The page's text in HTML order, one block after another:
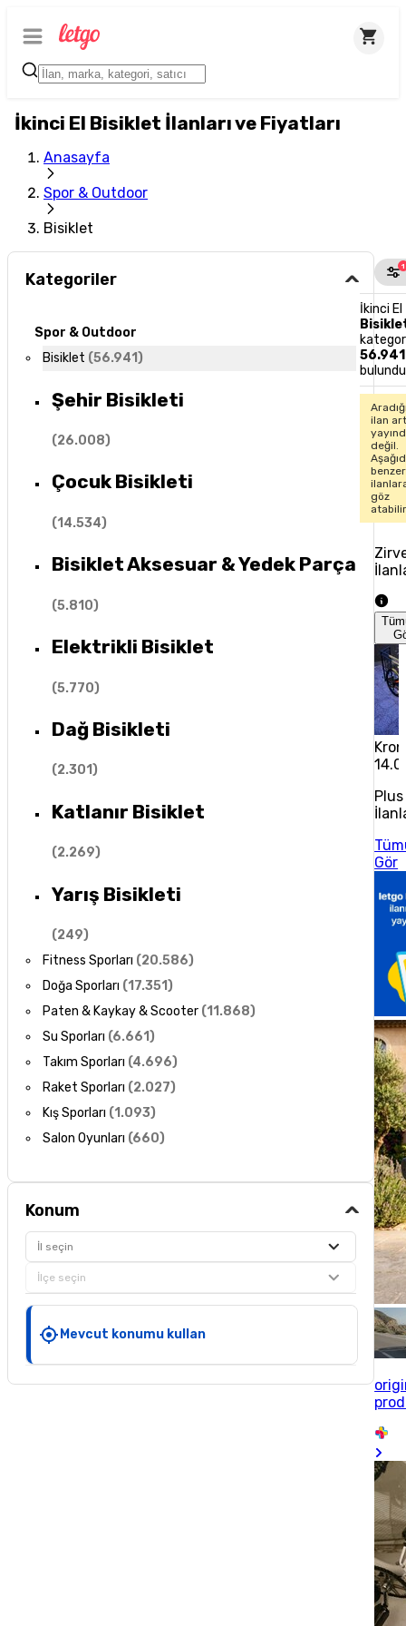
İkinci El Bisiklet İlanları ve Fiyatları
Anasayfa
Spor & Outdoor
Bisiklet
Kategoriler
Spor & Outdoor
Bisiklet (56.941)
Şehir Bisikleti
(26.008)
Çocuk Bisikleti
(14.534)
Bisiklet Aksesuar & Yedek Parça
(5.810)
Elektrikli Bisiklet
(5.770)
Dağ Bisikleti
(2.301)
Katlanır Bisiklet
(2.269)
Yarış Bisikleti
(249)
Fitness Sporları (20.586)
Doğa Sporları (17.351)
Paten & Kaykay & Scooter (11.868)
Su Sporları (6.661)
Takım Sporları (4.696)
Raket Sporları (2.027)
Kış Sporları (1.093)
Salon Oyunları (660)
Konum
İl seçin
İlçe seçin
Mevcut konumu kullan
1
İkinci El
56.941
bulundu
ilan
değil.
benzer
göz
Plus
Gör